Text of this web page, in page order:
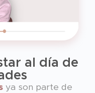
al día de
ya son parte de